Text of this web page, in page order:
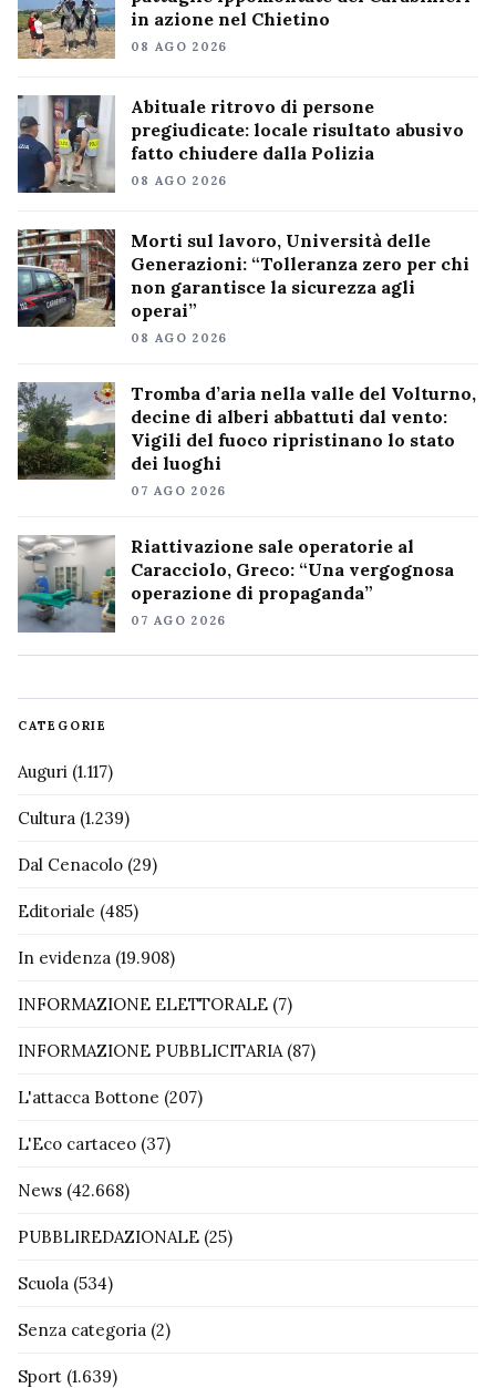
in azione nel Chietino
08 AGO 2026
Abituale ritrovo di persone
pregiudicate: locale risultato abusivo
fatto chiudere dalla Polizia
08 AGO 2026
Morti sul lavoro, Università delle
Generazioni: “Tolleranza zero per chi
non garantisce la sicurezza agli
operai”
08 AGO 2026
Tromba d’aria nella valle del Volturno,
decine di alberi abbattuti dal vento:
Vigili del fuoco ripristinano lo stato
dei luoghi
07 AGO 2026
Riattivazione sale operatorie al
Caracciolo, Greco: “Una vergognosa
operazione di propaganda”
07 AGO 2026
CATEGORIE
Auguri (1.117)
Cultura (1.239)
Dal Cenacolo (29)
Editoriale (485)
In evidenza (19.908)
INFORMAZIONE ELETTORALE (7)
INFORMAZIONE PUBBLICITARIA (87)
L'attacca Bottone (207)
L'Eco cartaceo (37)
News (42.668)
PUBBLIREDAZIONALE (25)
Scuola (534)
Senza categoria (2)
Sport (1.639)